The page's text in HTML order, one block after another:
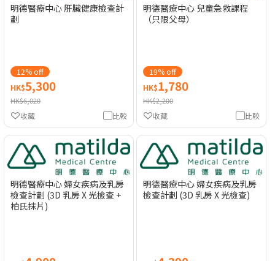
明德醫療中心 肝臟健康檢查計
劃
12% off
HK$5,300
HK$6,020
比較
收藏
明德醫療中心 兒童急救課程
（只限父母）
19% off
HK$1,780
HK$2,200
比較
收藏
明德醫療中心 婦女疾病及乳房
檢查計劃 (3D 乳房 X 光檢查 +
柏氏抹片)
明德醫療中心 婦女疾病及乳房
檢查計劃 (3D 乳房 X 光檢查)